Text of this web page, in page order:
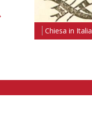
Chiesa in Italia